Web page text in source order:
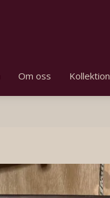
Om oss Kollektion